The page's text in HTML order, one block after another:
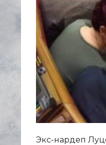
Экс-нардеп